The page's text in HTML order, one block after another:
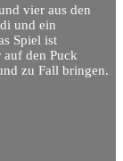
vier aus den
und ein
Spiel ist
den Puck
zu Fall bringen.